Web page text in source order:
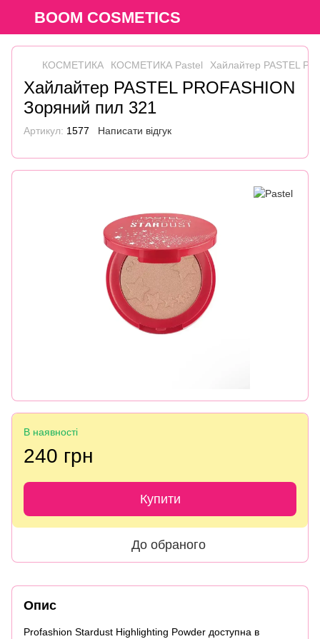
BOOM COSMETICS
КОСМЕТИКА КОСМЕТИКА Pastel Хайлайтер PASTEL
Хайлайтер PASTEL PROFASHION
Зоряний пил 321
Артикул: 1577 Написати відгук
В наявності
240 грн
Купити
До обраного
Опис
Profashion Stardust Highlighting Powder доступна в